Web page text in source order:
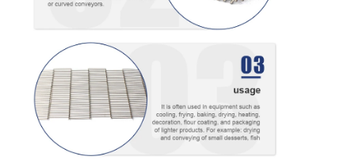
Contrôle de la qualité
Contact
nouvelles
Tous les cas